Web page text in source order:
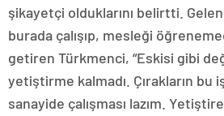
şikayetçi olduklarını belirtti. Gelen
burada çalışıp, mesleği
getiren Türkmenci, “Eskisi gibi
yetiştirme kalmadı. Çırakların bu
sanayide çalışması lazım.